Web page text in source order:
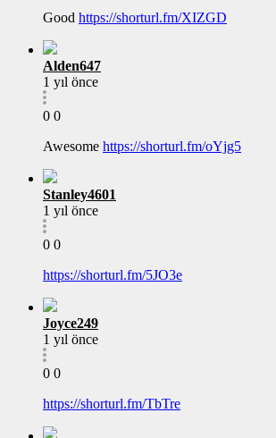
Good https://shorturl.fm/XIZGD
Alden647
1 yıl önce
0 0
Awesome https://shorturl.fm/oYjg5
Stanley4601
1 yıl önce
0 0
https://shorturl.fm/5JO3e
Joyce249
1 yıl önce
0 0
https://shorturl.fm/TbTre